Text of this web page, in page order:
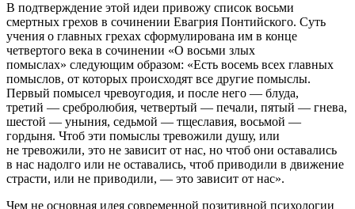
В подтверждение этой идеи привожу список восьми
смертных грехов в сочинении Евагрия Понтийского. Суть
учения о главных грехах сформулирована им в конце
четвертого века в сочинении «О восьми злых
помыслах» следующим образом: «Есть восемь всех главных
помыслов, от которых происходят все другие помыслы.
Первый помысел чревоугодия, и после него — блуда,
третий — сребролюбия, четвертый — печали, пятый — гнева,
шестой — уныния, седьмой — тщеславия, восьмой —
гордыня. Чтоб эти помыслы тревожили душу, или
не тревожили, это не зависит от нас, но чтоб они оставались
в нас надолго или не оставались, чтоб приводили в движение
страсти, или не приводили, — это зависит от нас».
Чем не основная идея современной позитивной психологии